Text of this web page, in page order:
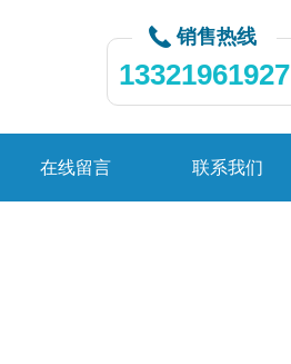
销售热线
13321961927
在线留言 联系我们